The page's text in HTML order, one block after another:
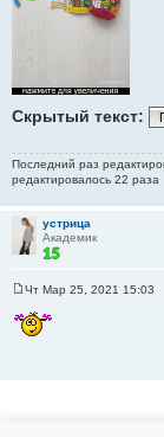
Скрытый текст:
Последний раз
редактировалось 22 раза
устрица
Академик
о
о
Чт Мар 25, 2021 15:03